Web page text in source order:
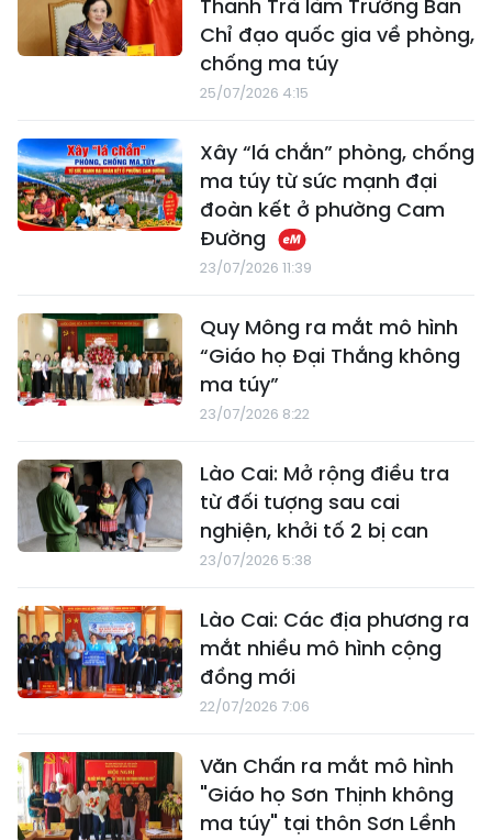
Thanh Trà làm Trưởng Ban
Chỉ đạo quốc gia về phòng,
chống ma túy
25/07/2026 4:15
Xây “lá chắn” phòng, chống
ma túy từ sức mạnh đại
đoàn kết ở phường Cam
Đường
23/07/2026 11:39
Quy Mông ra mắt mô hình
“Giáo họ Đại Thắng không
ma túy”
23/07/2026 8:22
Lào Cai: Mở rộng điều tra
từ đối tượng sau cai
nghiện, khởi tố 2 bị can
23/07/2026 5:38
Lào Cai: Các địa phương ra
mắt nhiều mô hình cộng
đồng mới
22/07/2026 7:06
Văn Chấn ra mắt mô hình
"Giáo họ Sơn Thịnh không
ma túy" tại thôn Sơn Lềnh